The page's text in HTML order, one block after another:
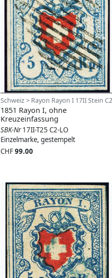
Schweiz > Rayon Rayon I 17II Stein C2
1851 Rayon I, ohne
Kreuzeinfassung
SBK-Nr17II-T25 C2-LO
Einzelmarke, gestempelt
CHF99.00